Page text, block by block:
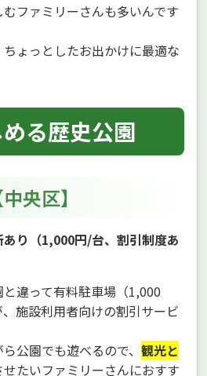
ファミリーさんも多いんです
ょっとしたお出かけに最適な
る歴史公園
央区】
り（1,000円/台、割引制度あ
違って有料駐車場（1,000
施設利用者向けの割引サービ
公園でも遊べるので、 観光と
せたいファミリーさんにおすす